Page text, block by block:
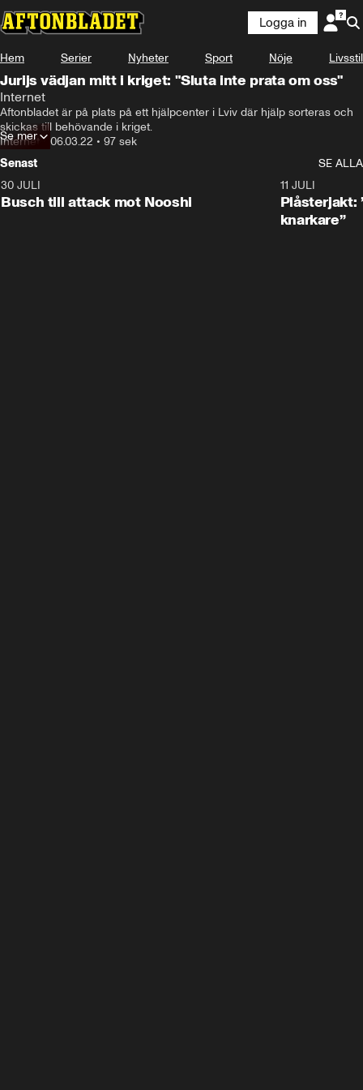
Logga in
Hem Serier Nyheter Sport Nöje Livsstil
Jurijs vädjan mitt i kriget: "Sluta inte prata om oss"
Internet
Aftonbladet är på plats på ett hjälpcenter i Lviv där hjälp sorteras och
skickas till behövande i kriget.
Internet• 06.03.22 • 97 sek
Se mer
Senast
SE ALLA
30 JULI
Busch till attack mot Nooshi
11 JULI
Plåsterjakt:
knarkare”